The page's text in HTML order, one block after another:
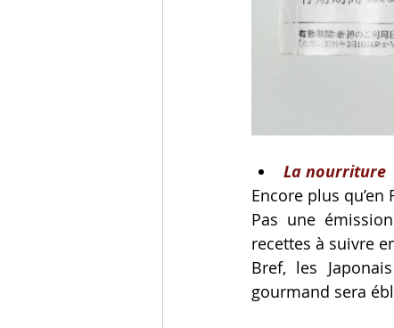
La nourriture
Encore plus
Pas une
recettes à suivre
Bref, les
gourmand sera